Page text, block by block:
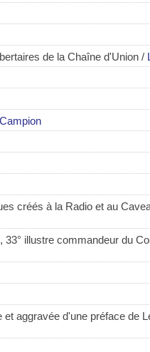
de la Chaîne d'Union /
créés à la Radio et au
illustre commandeur du
et aggravée d'une préface de